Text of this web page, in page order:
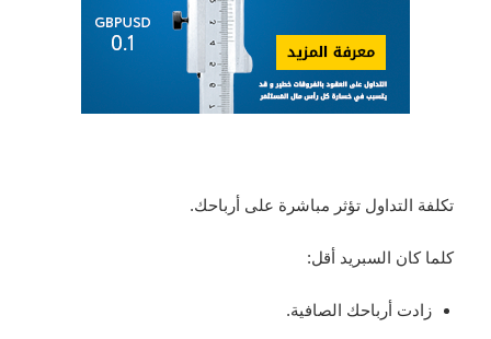
تكلفة التداول تؤثر مباشرة على أرباحك.
كلما كان السبريد أقل:
زادت أرباحك الصافية.